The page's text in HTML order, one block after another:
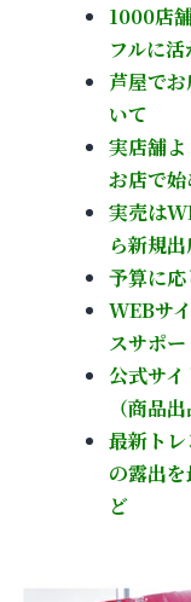
1000店
フルに
芦屋で
いて
実店舗
お店で
実売は
ら新規
予算に
WEBサ
スサポ
公式サ
（商品
最新ト
の露出
ど